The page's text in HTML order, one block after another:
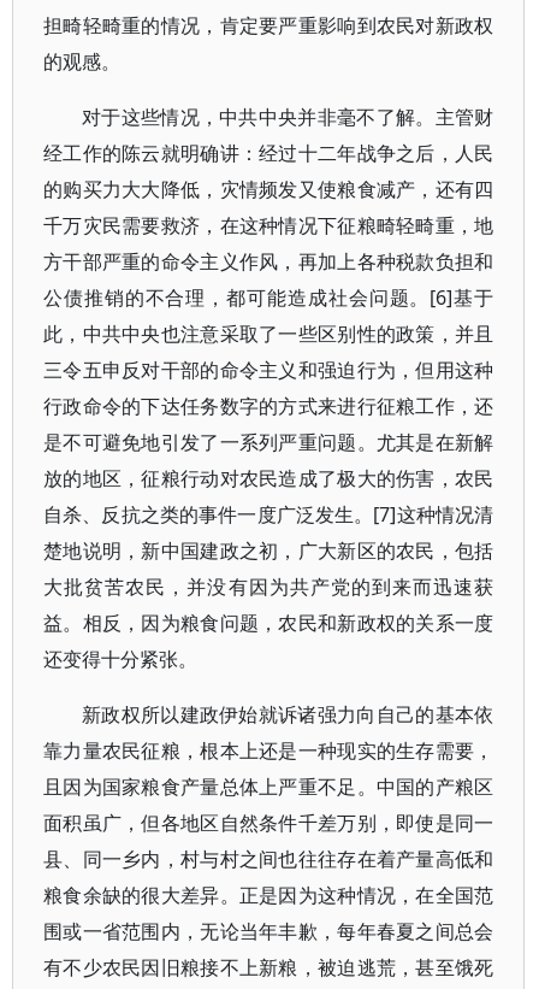
担畸轻畸重的情况，肯定要严重影响到农民对新政权
的观感。
对于这些情况，中共中央并非毫不了解。主管财
经工作的陈云就明确讲：经过十二年战争之后，人民
的购买力大大降低，灾情频发又使粮食减产，还有四
千万灾民需要救济，在这种情况下征粮畸轻畸重，地
方干部严重的命令主义作风，再加上各种税款负担和
公债推销的不合理，都可能造成社会问题。[6]基于
此，中共中央也注意采取了一些区别性的政策，并且
三令五申反对干部的命令主义和强迫行为，但用这种
行政命令的下达任务数字的方式来进行征粮工作，还
是不可避免地引发了一系列严重问题。尤其是在新解
放的地区，征粮行动对农民造成了极大的伤害，农民
自杀、反抗之类的事件一度广泛发生。[7]这种情况清
楚地说明，新中国建政之初，广大新区的农民，包括
大批贫苦农民，并没有因为共产党的到来而迅速获
益。相反，因为粮食问题，农民和新政权的关系一度
还变得十分紧张。
新政权所以建政伊始就诉诸强力向自己的基本依
靠力量农民征粮，根本上还是一种现实的生存需要，
且因为国家粮食产量总体上严重不足。中国的产粮区
面积虽广，但各地区自然条件千差万别，即使是同一
县、同一乡内，村与村之间也往往存在着产量高低和
粮食余缺的很大差异。正是因为这种情况，在全国范
围或一省范围内，无论当年丰歉，每年春夏之间总会
有不少农民因旧粮接不上新粮，被迫逃荒，甚至饿死